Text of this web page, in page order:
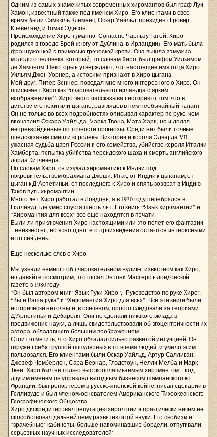
Одним из самых знаменитых современных хиромантов был граф Луи
Хамон, известный также под именем Хиро. Его клиентами в свое
время были Сэмюэль Клеменс, Оскар Уайльд, президент Гровер
Клевеланд и Томас Эдисон.
Происхождение Хиро туманно. Согласно Чарльзу Гатей, Хиро
родился в городе Брей (к югу от Дублина, в Ирландии). Его мать была
француженкой с примесью греческой крови. Она вышла замуж за
молодого человека, который, по словам Хиро, был графом Уильямом
де Хамоном. Некоторые утверждают, что настоящее имя отца Хиро -
Уильям Джон Уорнер, а историки признают в Хиро цыгана.
Мой друг, Питер Зеннер, поведал мне много интересного о Хиро. Он
описывает Хиро как “очаровательного ирландца с ярким
воображением ”. Хиро часто рассказывал историю о том, что в
детстве его похитили цыгане, разглядев в нем необычайный талант.
Он не только во всех подробностях описывал характер по руке, чем
впечатлил Оскара Уайльда, Марка Твена, Мата Хари, но и делал
непревзойденные по точности прогнозы. Среди них были точные
предсказания смерти королевы Виктории и короля Эдварда VII,
ужасная судьба царя России и его семейства, убийство короля Италии
Хамберта, попытка убийства персидского шаха и смерть английского
лорда Китченера.
По словам Хиро, он изучал хиромантию в Индии под
покровительством брахмана Джоши. Итак, от Индии к цыганам, от
цыган к Д’Арпетиньи, от последнего к Хиро и опять возврат в Индию.
Таков путь хиромантии.
Много лет Хиро работал в Лондоне, а в 1930 году перебрался в
Голливуд, где умер спустя шесть лет. Его книги “Язык хиромантии” и
“Хиромантия для всех” все еще находятся в печати.
Были ли приключения Хиро настоящими или это полет его фантазии
– неизвестно, но ясно одно: его произведения остаются интересными
и по сей день.
Еще несколько слов о Хиро.
Мы узнали немного об очаровательном жулике, известном как Хиро,
но давайте посмотрим, что писал Энтони Мастерс в лондонской
газете в 1980 году:
“Он был автором книг “Язык Руки Хиро”, “Руководство по руке Хиро”,
“Вы и Ваша рука” и “Хиромантия Хиро для всех”. Все эти книги были
исторически неточны и, в основном, просто следовали за теориями
Д’Арпетиньи и Дебароля. Они не сделали никакого вклада в
продвижение науки, а лишь свидетельствовали об эгоцентричности их
автора, обладавшего большим воображением.
Стоит отметить, что Хиро обладал сильно развитой интуицией. Он
окружил себя группой популярных в то время людей, и умело этим
пользовался. Его клиентами были Оскар Уайльд, Артур Салливан,
Джозеф Чемберлен, Сара Бернар, Глэдстоун, Нелли Мелба и Марк
Твен. Хиро был не только высокооплачиваемым хиромантом – под
другим именем он управлял выгодным бизнесом шампанского во
Франции, был репортером в русско-японской войне, писал сценарии в
Голливуде и был членом-основателем Американского Тихоокеанского
Географического Общества.
Хиро дискредитировал репутацию хирологии и практически ничем не
способствовал дальнейшему развитию этой науки. Его снобизм и
“врачебные” кабинеты, больше напоминавшие бордели, отпугивали
серьезных научных исследователей”.